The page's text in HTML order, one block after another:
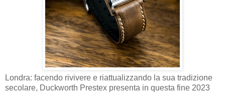
Londra: facendo rivivere e riattualizzando la sua tradizione
secolare, Duckworth Prestex presenta in questa fine 2023